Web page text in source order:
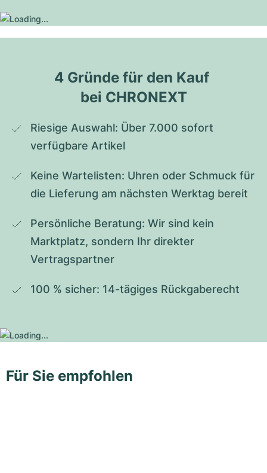
4 Gründe für den Kauf
bei CHRONEXT
Riesige Auswahl: Über 7.000 sofort
verfügbare Artikel
Keine Wartelisten: Uhren oder Schmuck für
die Lieferung am nächsten Werktag bereit
Persönliche Beratung: Wir sind kein
Marktplatz, sondern Ihr direkter
Vertragspartner
100 % sicher: 14-tägiges Rückgaberecht
Für Sie empfohlen